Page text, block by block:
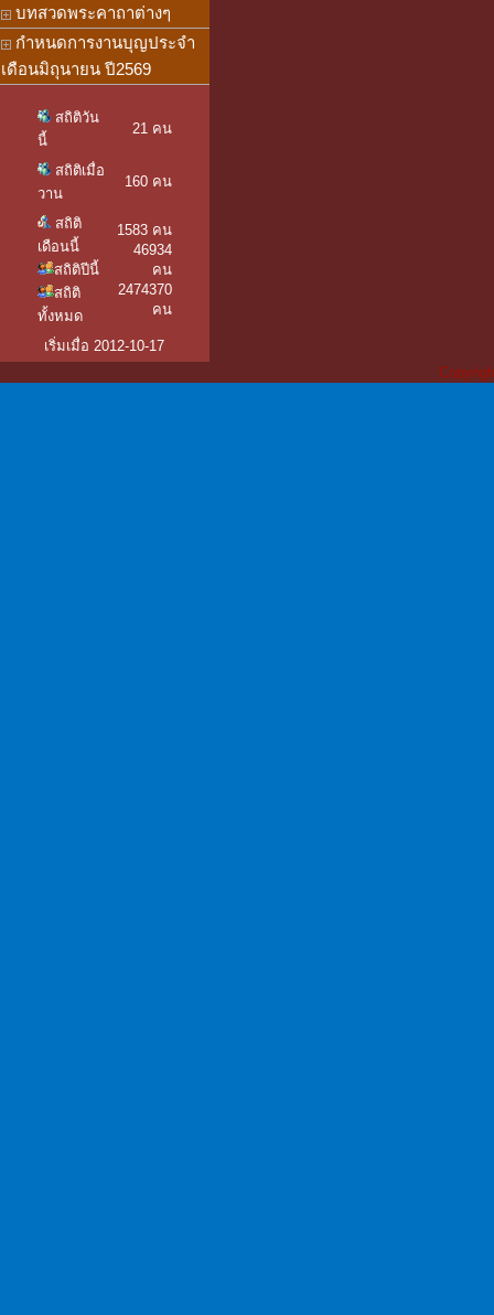
บทสวดพระคาถาต่างๆ
กำหนดการงานบุญประจำ
เดือนมิถุนายน ปี2569
สถิติวัน
นี้
21 คน
สถิติเมื่อ
วาน
160 คน
สถิติ
เดือนนี้
สถิติปีนี้
สถิติ
ทั้งหมด
1583 คน
46934
คน
2474370
คน
เริ่มเมื่อ 2012-10-17